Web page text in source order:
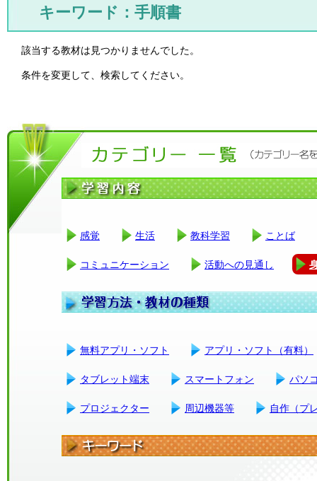
キーワード：手順書
該当する教材は見つかりませんでした。
条件を変更して、検索してください。
感覚 生活 教科学習 ことば
コミュニケーション 活動への見通し
無料アプリ・ソフト アプリ・ソフト（有料）
タブレット端末 スマートフォン パソ
プロジェクター 周辺機器等 自作（プ